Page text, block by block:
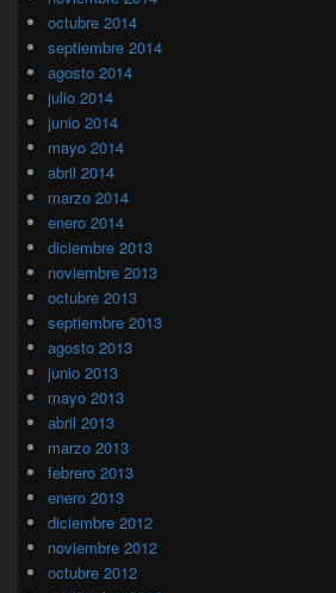
octubre 2014
septiembre 2014
agosto 2014
julio 2014
junio 2014
mayo 2014
abril 2014
marzo 2014
enero 2014
diciembre 2013
noviembre 2013
octubre 2013
septiembre 2013
agosto 2013
junio 2013
mayo 2013
abril 2013
marzo 2013
febrero 2013
enero 2013
diciembre 2012
noviembre 2012
octubre 2012